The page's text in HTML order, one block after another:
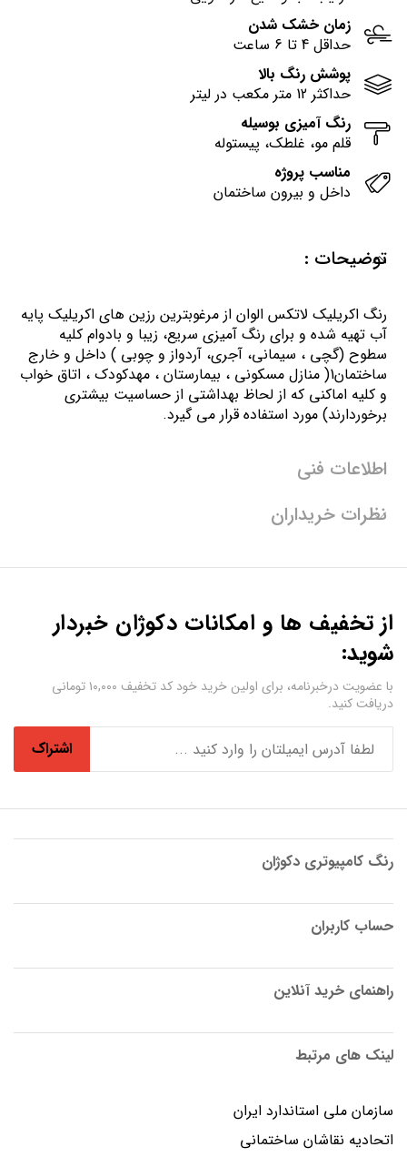
زمان خشک شدن
حداقل 4 تا 6 ساعت
پوشش رنگ بالا
حداکثر 12 متر مکعب در لیتر
رنگ آمیزی بوسیله
قلم مو، غلطک، پیستوله
مناسب پروژه
داخل و بیرون ساختمان
توضیحات :
رنگ اكريليك لاتكس الوان از مرغوبترين رزين هاي اكريليك پايه
آب تهيه شده و برای رنگ آمیزی سریع، زیبا و بادوام کلیه
سطوح (گچی ، سیمانی، آجری، آردواز و چوبی ) داخل و خارج
ساختمان1( منازل مسكوني ، بيمارستان ، مهدكودك ، اتاق خواب
و كليه اماكني كه از لحاظ بهداشتي از حساسيت بيشتري
برخوردارند) مورد استفاده قرار می گیرد.
اطلاعات فنی
نظرات خریداران
از تخفیف ها و امکانات دکوژان خبردار
شوید:
با عضویت درخبرنامه، برای اولین خرید خود کد تخفیف ۱۰,۰۰۰ تومانی
دریافت کنید.
اشتراک
رنگ کامپیوتری دکوژان
حساب کاربران
راهنمای خرید آنلاین
لینک های مرتبط
سازمان ملی استاندارد ایران
اتحادیه نقاشان ساختمانی